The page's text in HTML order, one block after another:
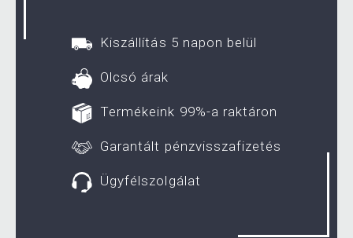
Kiszállítás 5 napon belül
Olcsó árak
Termékeink 99%-a raktáron
Garantált pénzvisszafizetés
Ügyfélszolgálat